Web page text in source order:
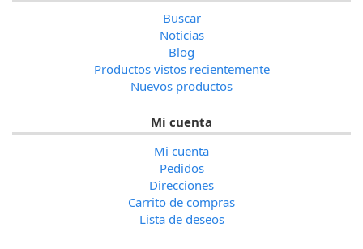
Buscar
Noticias
Blog
Productos vistos recientemente
Nuevos productos
Mi cuenta
Mi cuenta
Pedidos
Direcciones
Carrito de compras
Lista de deseos